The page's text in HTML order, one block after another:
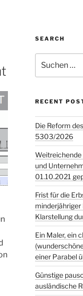
SEARCH
nach:
RECENT
Die Reform
5303/2026
Weitreichende
und
01.10.2021
Frist für die
minderjähriger
Klarstellung
Ein Maler, ein
einer Parabel
Günstige
ausländische